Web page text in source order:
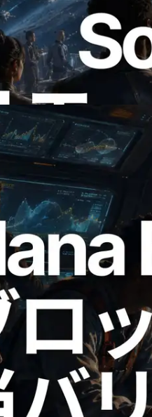
の Solana RPC を
トが必要な API
の幕開け
ブロックア
単位のブロッ
データを視覚化